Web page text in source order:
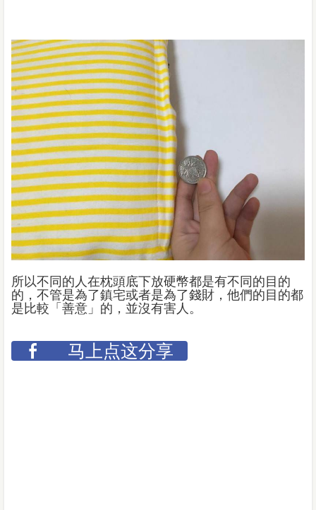
所以不同的人在枕頭底下放硬幣都是有不同的目的
的，不管是為了鎮宅或者是為了錢財，他們的目的都
是比較「善意」的，並沒有害人。
马上点这分享